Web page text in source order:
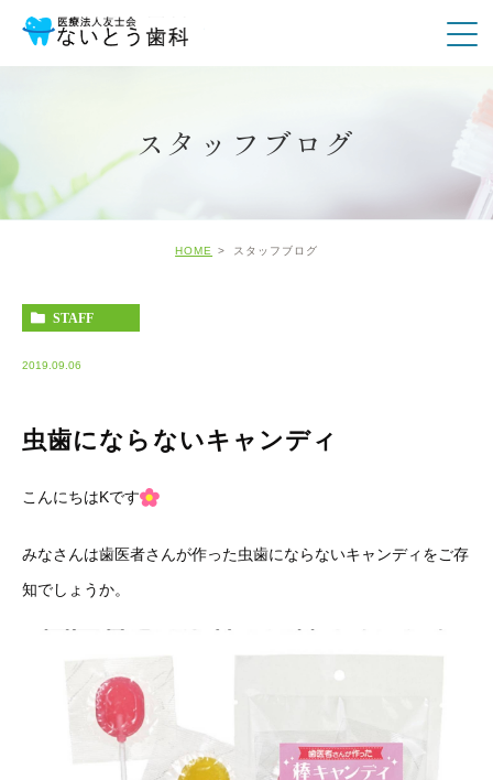
スタッフブログ
HOME スタッフブログ
STAFF
2019.09.06
虫歯にならないキャンディ
こんにちはKです
みなさんは歯医者さんが作った虫歯にならないキャンディをご存
知でしょうか。